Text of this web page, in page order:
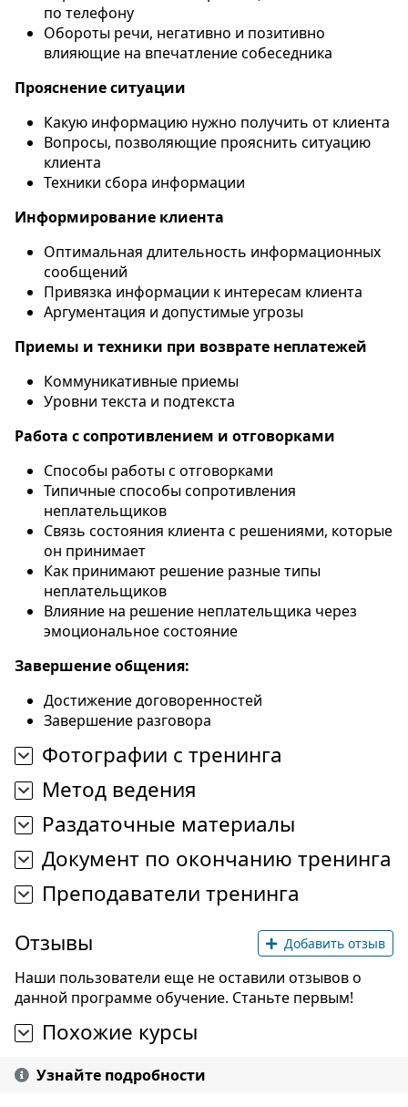
по телефону
Обороты речи, негативно и позитивно
влияющие на впечатление собеседника
Прояснение ситуации
Какую информацию нужно получить от клиента
Вопросы, позволяющие прояснить ситуацию
клиента
Техники сбора информации
Информирование клиента
Оптимальная длительность информационных
сообщений
Привязка информации к интересам клиента
Аргументация и допустимые угрозы
Приемы и техники при возврате неплатежей
Коммуникативные приемы
Уровни текста и подтекста
Работа с сопротивлением и отговорками
Способы работы с отговорками
Типичные способы сопротивления
неплательщиков
Связь состояния клиента с решениями, которые
он принимает
Как принимают решение разные типы
неплательщиков
Влияние на решение неплательщика через
эмоциональное состояние
Завершение общения:
Достижение договоренностей
Завершение разговора
Фотографии с тренинга
Метод ведения
Раздаточные материалы
Документ по окончанию тренинга
Преподаватели тренинга
Отзывы
Добавить отзыв
Наши пользователи еще не оставили отзывов о
данной программе обучение. Станьте первым!
Похожие курсы
Узнайте подробности